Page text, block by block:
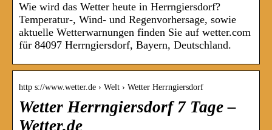
Wie wird das Wetter heute in Herrngiersdorf?
Temperatur-, Wind- und Regenvorhersage, sowie
aktuelle Wetterwarnungen finden Sie auf wetter.com
für 84097 Herrngiersdorf, Bayern, Deutschland.
http s://www.wetter.de › Welt › Wetter Herrngiersdorf
Wetter Herrngiersdorf 7 Tage –
Wetter.de